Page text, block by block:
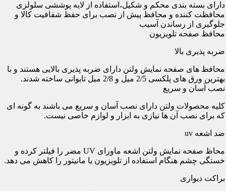
دارای بسته بندی محکم و شکیل،استفاده از لایه پوششی سلولزی
محافظت کننده و محافظ پیش از نصب برای حفظ شفافیت کالا و
جلوگیری از رساندن آسیب
محافظ صفحه تلویزیون
ضربه پذیری بالا
محافظ های صفحه نمایش ولتن دارای ضربه پذیری بالایی هستند و با
بهترین ورق های پلکسی 2/5 میل و 2/8 میل تایوانی ساخته شدند.
نصب آسان و سریع
کلیه محصولات ولتن دارای نصب آسان و سریع می باشند به گونه ای
که برای نصب آن ها نیازی به ابزار و لوازم خاصی نیست.
ضد اشعه uv
محاظ صفحه نمایش ولتن اشعه ماورای UV مضر را فیلتر کرده و
خستگی چشم هنگام استفاده از تلویزیون یا مانیتور را کاهش می دهد.
براکت دیواری